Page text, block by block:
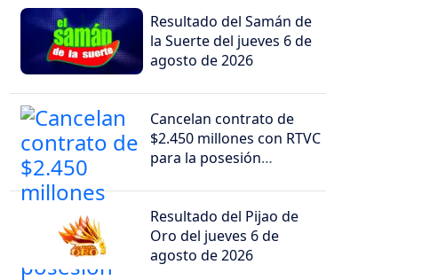
Resultado del Samán de
la Suerte del jueves 6 de
agosto de 2026
Cancelan contrato de
$2.450 millones con RTVC
para la posesión
de la Espriella
Resultado del Pijao de
Oro del jueves 6 de
agosto de 2026